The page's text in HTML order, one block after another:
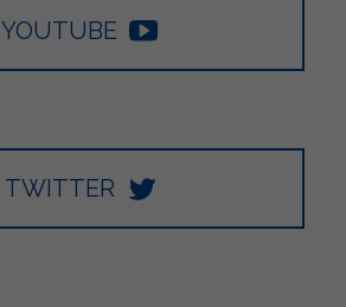
YOUTUBE
TWITTER